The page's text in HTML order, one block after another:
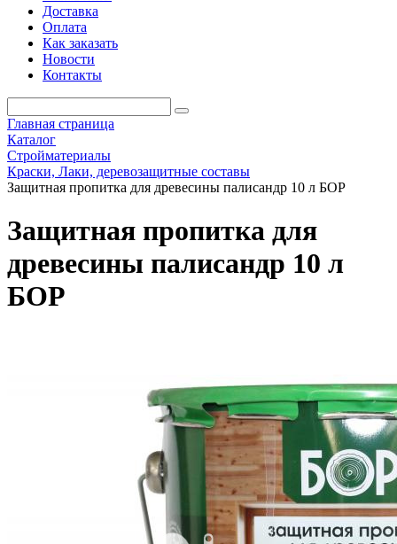
Доставка
Оплата
Как заказать
Новости
Контакты
Главная страница
Каталог
Стройматериалы
Краски, Лаки, деревозащитные составы
Защитная пропитка для древесины палисандр 10 л БОР
Защитная пропитка для
древесины палисандр 10 л
БОР